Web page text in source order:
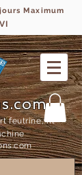
jours Maximum
feutrine, fil
chine